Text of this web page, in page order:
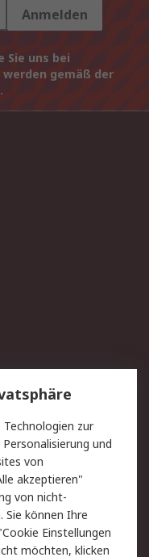
Anmelden
Sie uns bei
gemäß der
zur
und
von
akzeptieren"
von nicht-
Sie können Ihre
Einstellungen
möchten, klicken